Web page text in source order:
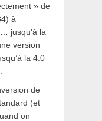
» de
à
jusqu’à la
version
la 4.0
de
(et
on